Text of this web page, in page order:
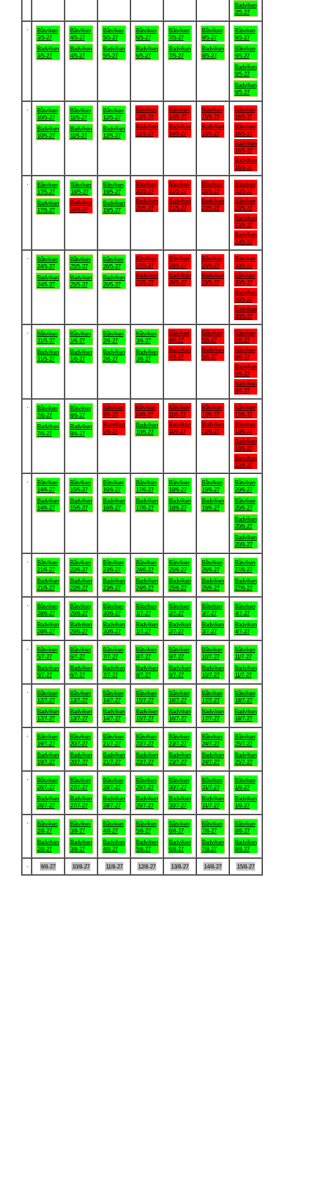
Badviken
2/5-27
Båtviken
3/5-27
Badviken
3/5-27
Båtviken
4/5-27
Badviken
4/5-27
Båtviken
5/5-27
Badviken
5/5-27
Båtviken
6/5-27
Badviken
6/5-27
Båtviken
7/5-27
Badviken
7/5-27
Båtviken
8/5-27
Badviken
8/5-27
Båtviken
9/5-27
Båtviken
9/5-27
Badviken
9/5-27
Badviken
9/5-27
Båtviken
10/5-27
Badviken
10/5-27
Båtviken
11/5-27
Badviken
11/5-27
Båtviken
12/5-27
Badviken
12/5-27
Båtviken
13/5-27
Badviken
13/5-27
Båtviken
14/5-27
Badviken
14/5-27
Båtviken
15/5-27
Badviken
15/5-27
Båtviken
16/5-27
Båtviken
16/5-27
Badviken
16/5-27
Badviken
16/5-27
Båtviken
17/5-27
Badviken
17/5-27
Båtviken
18/5-27
Badviken
18/5-27
Båtviken
19/5-27
Badviken
19/5-27
Båtviken
20/5-27
Badviken
20/5-27
Båtviken
21/5-27
Badviken
21/5-27
Båtviken
22/5-27
Badviken
22/5-27
Båtviken
23/5-27
Båtviken
23/5-27
Badviken
23/5-27
Badviken
23/5-27
Båtviken
24/5-27
Badviken
24/5-27
Båtviken
25/5-27
Badviken
25/5-27
Båtviken
26/5-27
Badviken
26/5-27
Båtviken
27/5-27
Badviken
27/5-27
Båtviken
28/5-27
Badviken
28/5-27
Båtviken
29/5-27
Badviken
29/5-27
Båtviken
30/5-27
Båtviken
30/5-27
Badviken
30/5-27
Badviken
30/5-27
Båtviken
31/5-27
Badviken
31/5-27
Båtviken
1/6-27
Badviken
1/6-27
Båtviken
2/6-27
Badviken
2/6-27
Båtviken
3/6-27
Badviken
3/6-27
Båtviken
4/6-27
Badviken
4/6-27
Båtviken
5/6-27
Badviken
5/6-27
Båtviken
6/6-27
Båtviken
6/6-27
Badviken
6/6-27
Badviken
6/6-27
Båtviken
7/6-27
Badviken
7/6-27
Båtviken
8/6-27
Badviken
8/6-27
Båtviken
9/6-27
Badviken
9/6-27
Båtviken
10/6-27
Badviken
10/6-27
Båtviken
11/6-27
Badviken
11/6-27
Båtviken
12/6-27
Badviken
12/6-27
Båtviken
13/6-27
Båtviken
13/6-27
Badviken
13/6-27
Badviken
13/6-27
Båtviken
14/6-27
Badviken
14/6-27
Båtviken
15/6-27
Badviken
15/6-27
Båtviken
16/6-27
Badviken
16/6-27
Båtviken
17/6-27
Badviken
17/6-27
Båtviken
18/6-27
Badviken
18/6-27
Båtviken
19/6-27
Badviken
19/6-27
Båtviken
20/6-27
Båtviken
20/6-27
Badviken
20/6-27
Badviken
20/6-27
Båtviken
21/6-27
Badviken
21/6-27
Båtviken
22/6-27
Badviken
22/6-27
Båtviken
23/6-27
Badviken
23/6-27
Båtviken
24/6-27
Badviken
24/6-27
Båtviken
25/6-27
Badviken
25/6-27
Båtviken
26/6-27
Badviken
26/6-27
Båtviken
27/6-27
Badviken
27/6-27
Båtviken
28/6-27
Badviken
28/6-27
Båtviken
29/6-27
Badviken
29/6-27
Båtviken
30/6-27
Badviken
30/6-27
Båtviken
1/7-27
Badviken
1/7-27
Båtviken
2/7-27
Badviken
2/7-27
Båtviken
3/7-27
Badviken
3/7-27
Båtviken
4/7-27
Badviken
4/7-27
Båtviken
5/7-27
Badviken
5/7-27
Båtviken
6/7-27
Badviken
6/7-27
Båtviken
7/7-27
Badviken
7/7-27
Båtviken
8/7-27
Badviken
8/7-27
Båtviken
9/7-27
Badviken
9/7-27
Båtviken
10/7-27
Badviken
10/7-27
Båtviken
11/7-27
Badviken
11/7-27
Båtviken
12/7-27
Badviken
12/7-27
Båtviken
13/7-27
Badviken
13/7-27
Båtviken
14/7-27
Badviken
14/7-27
Båtviken
15/7-27
Badviken
15/7-27
Båtviken
16/7-27
Badviken
16/7-27
Båtviken
17/7-27
Badviken
17/7-27
Båtviken
18/7-27
Badviken
18/7-27
Båtviken
19/7-27
Badviken
19/7-27
Båtviken
20/7-27
Badviken
20/7-27
Båtviken
21/7-27
Badviken
21/7-27
Båtviken
22/7-27
Badviken
22/7-27
Båtviken
23/7-27
Badviken
23/7-27
Båtviken
24/7-27
Badviken
24/7-27
Båtviken
25/7-27
Badviken
25/7-27
Båtviken
26/7-27
Badviken
26/7-27
Båtviken
27/7-27
Badviken
27/7-27
Båtviken
28/7-27
Badviken
28/7-27
Båtviken
29/7-27
Badviken
29/7-27
Båtviken
30/7-27
Badviken
30/7-27
Båtviken
31/7-27
Badviken
31/7-27
Båtviken
1/8-27
Badviken
1/8-27
Båtviken
2/8-27
Badviken
2/8-27
Båtviken
3/8-27
Badviken
3/8-27
Båtviken
4/8-27
Badviken
4/8-27
Båtviken
5/8-27
Badviken
5/8-27
Båtviken
6/8-27
Badviken
6/8-27
Båtviken
7/8-27
Badviken
7/8-27
Båtviken
8/8-27
Badviken
8/8-27
9/8-27 10/8-27 11/8-27 12/8-27 13/8-27 14/8-27 15/8-27